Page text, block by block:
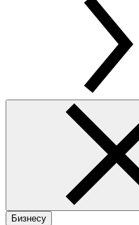
Бизнесу